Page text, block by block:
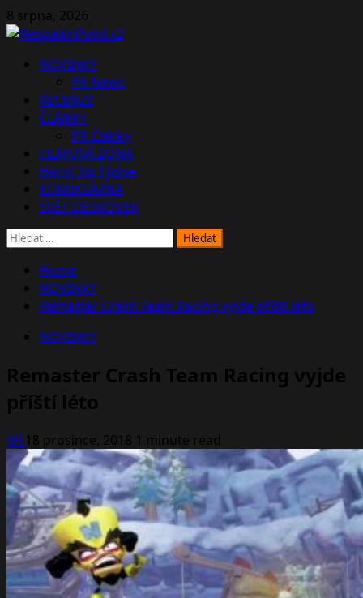
Skip
to
8 srpna, 2026
PrimaryNOVINKY
PR News
RECENZE
ČLÁNKY
PR Články
FILMOVÁ ZÓNA
Herní Tip Týdne
KOMIKSÁRNA
SVĚT DESKOVEK
Vyhledávání
Home
NOVINKY
Remaster Crash Team Racing vyjde příští léto
NOVINKY
Remaster Crash Team Racing vyjde
příští léto
Jiří 18 prosince, 2018 1 minute read